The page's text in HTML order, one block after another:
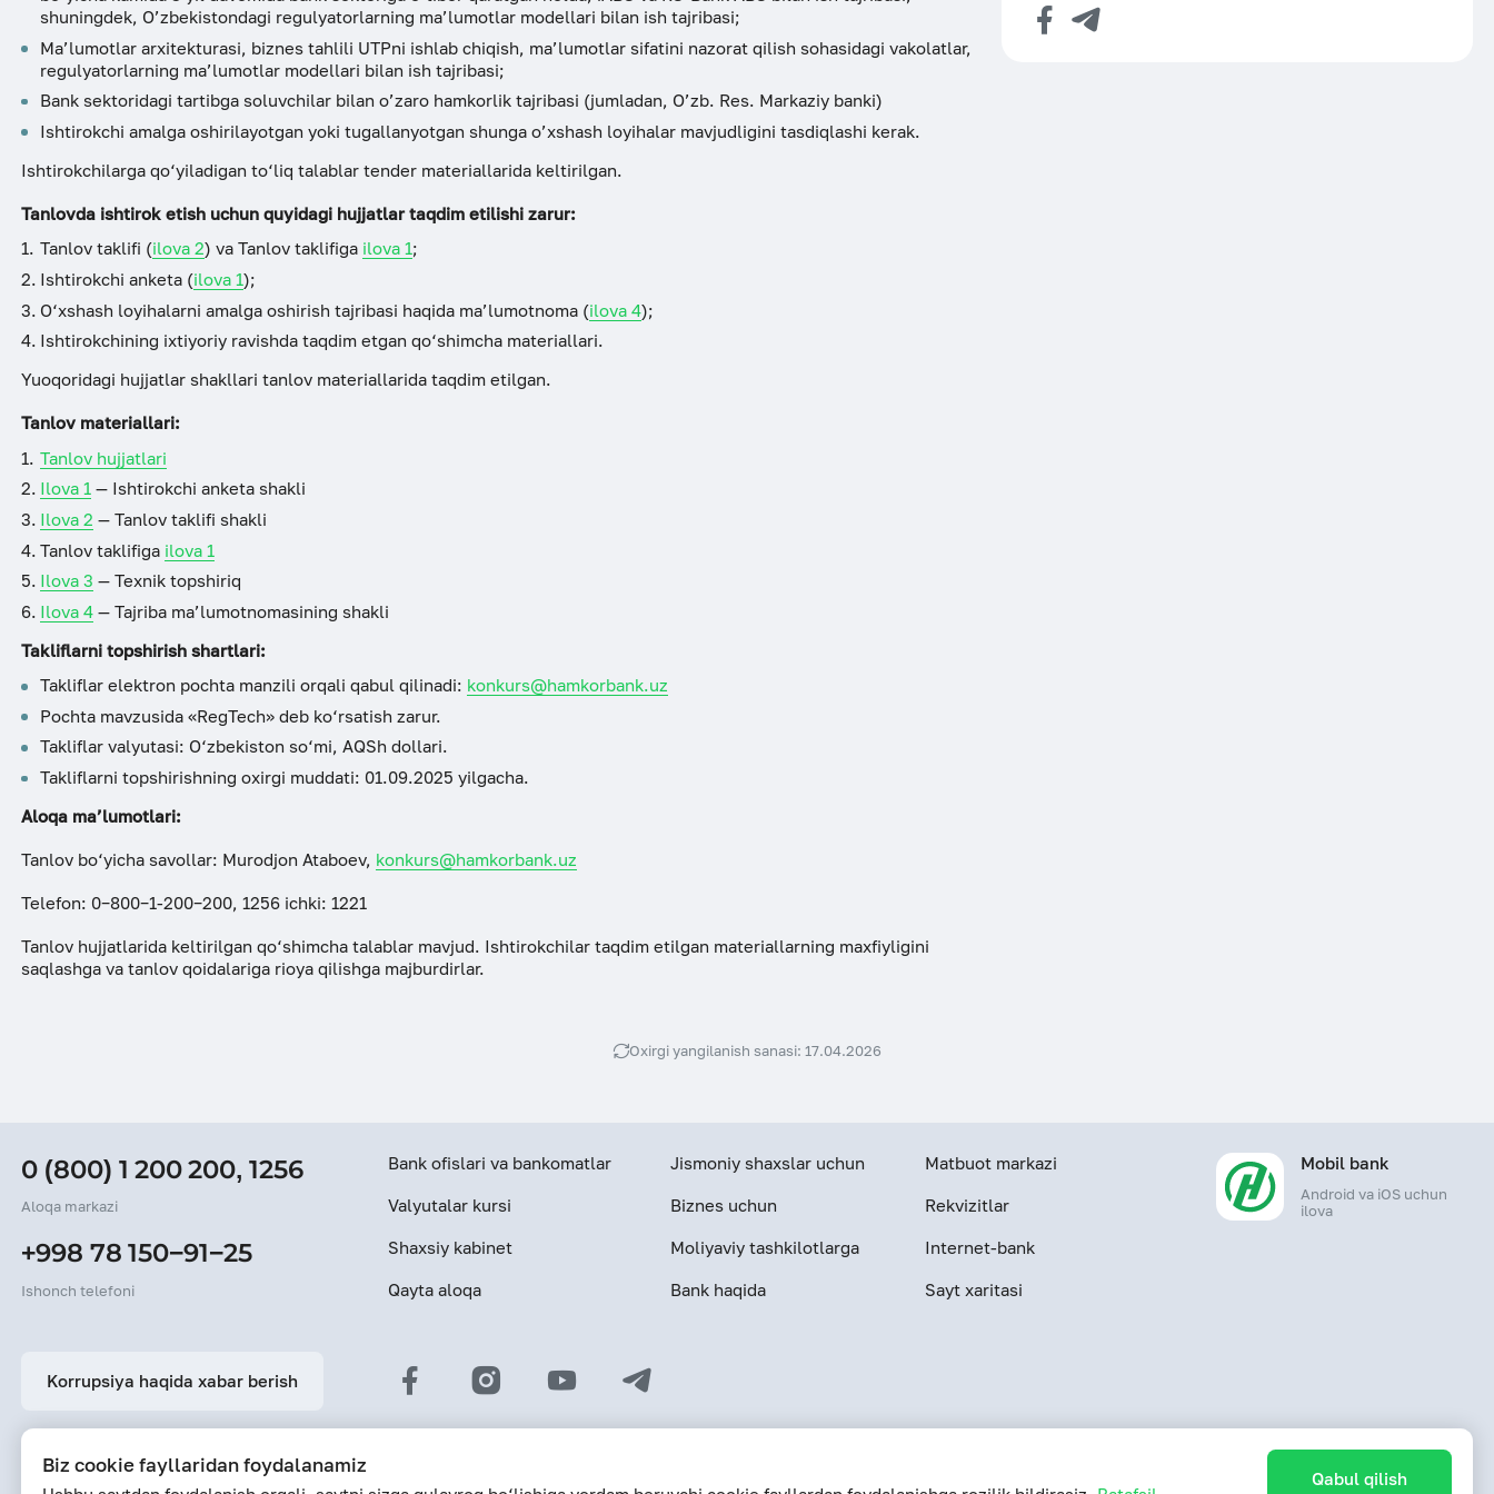
ESG
shuningdek, O’zbekistondagi regulyatorlarning ma’lumotlar modellari bilan ish tajribasi;
Ma’lumotlar arxitekturasi, biznes tahlili UTPni ishlab chiqish, ma’lumotlar sifatini nazorat qilish sohasidagi vakolatlar,
regulyatorlarning ma’lumotlar modellari bilan ish tajribasi;
Bank sektoridagi tartibga soluvchilar bilan o’zaro hamkorlik tajribasi (jumladan, O’zb. Res. Markaziy banki)
Ishtirokchi amalga oshirilayotgan yoki tugallanyotgan shunga o’xshash loyihalar mavjudligini tasdiqlashi kerak.
Ishtirokchilarga qo‘yiladigan to‘liq talablar tender materiallarida keltirilgan.
Tanlovda ishtirok etish uchun quyidagi hujjatlar taqdim etilishi zarur:
Tanlov taklifi (ilova 2) va Tanlov taklifiga ilova 1;
Ishtirokchi anketa (ilova 1);
O‘xshash loyihalarni amalga oshirish tajribasi haqida ma’lumotnoma (ilova 4);
Ishtirokchining ixtiyoriy ravishda taqdim etgan qo‘shimcha materiallari.
Yuoqoridagi hujjatlar shakllari tanlov materiallarida taqdim etilgan.
Tanlov materiallari:
Tanlov hujjatlari
Ilova 1 — Ishtirokchi anketa shakli
Ilova 2 — Tanlov taklifi shakli
Tanlov taklifiga ilova 1
Ilova 3 — Texnik topshiriq
Ilova 4 — Tajriba ma’lumotnomasining shakli
Takliflarni topshirish shartlari:
Takliflar elektron pochta manzili orqali qabul qilinadi: konkurs@hamkorbank.uz
Pochta mavzusida «RegTech» deb ko‘rsatish zarur.
Takliflar valyutasi: O‘zbekiston so‘mi, AQSh dollari.
Takliflarni topshirishning oxirgi muddati: 01.09.2025 yilgacha.
Aloqa ma’lumotlari:
Tanlov bo‘yicha savollar: Murodjon Ataboev, konkurs@hamkorbank.uz
Telefon: 0−800−1-200−200, 1256 ichki: 1221
Tanlov hujjatlarida keltirilgan qo‘shimcha talablar mavjud. Ishtirokchilar taqdim etilgan materiallarning maxfiyligini
saqlashga va tanlov qoidalariga rioya qilishga majburdirlar.
Oxirgi yangilanish sanasi: 17.04.2026
0 (800) 1 200 200, 1256
Aloqa markazi
+998 78 150−91−25
Ishonch telefoni
Bank ofislari va bankomatlar
Valyutalar kursi
Shaxsiy kabinet
Qayta aloqa
Jismoniy shaxslar uchun
Biznes uchun
Moliyaviy tashkilotlarga
Bank haqida
Matbuot markazi
Rekvizitlar
Internet-bank
Sayt xaritasi
Mobil bank
Android va iOS uchun
ilova
Korrupsiya haqida xabar berish
Biz cookie fayllaridan foydalanamiz
Qabul qilish